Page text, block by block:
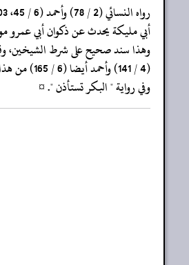
‏‏‏‏رواه النسائي (2 / 78) وأحمد (6 / 45، 203) عن ابن جريج قال: سمعت ابن
‏‏‏‏أبي مليكة يحدث عن ذكوان أبي عمرو
‏‏‏‏وهذا سند صحيح على شرط الشيخين، وقد
‏‏‏‏(4 / 141) وأحمد أيضا (6 / 165) من هذا الوجه بمعناه.
‏‏‏‏وفي رواية " البكر تستأذن ". ¤